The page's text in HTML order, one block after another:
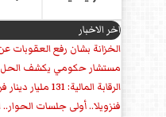
اخر الاخبار
الخزانة بشان رفع العقوبات
مستشار حكومي يكشف الحل
الرقابة المالية: 131 مليار دينار فرق في حسابات الكهرباء مع الجانب الإيراني
فنزويلا.. أولى جلسات